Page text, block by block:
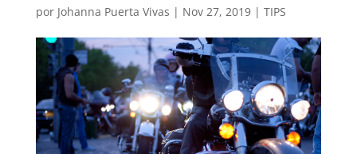
por Johanna Puerta Vivas | Nov 27, 2019| TIPS